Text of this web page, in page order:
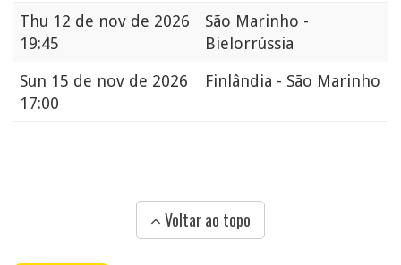
Thu 12 de nov de 2026
19:45
São Marinho -
Bielorrússia
Sun 15 de nov de 2026
17:00
Finlândia - São Marinho
Voltar ao topo